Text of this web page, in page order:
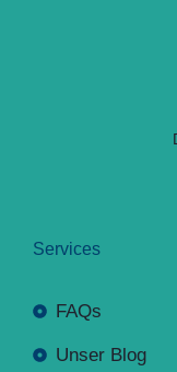
Services
FAQs
Unser Blog